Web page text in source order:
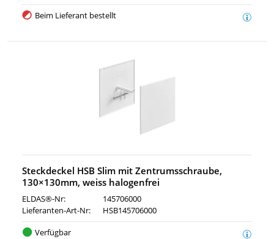
Beim Lieferant bestellt
Steckdeckel HSB Slim mit Zentrumsschraube,
130×130mm, weiss halogenfrei
ELDAS®-Nr:
145706000
Lieferanten-Art-Nr:
HSB145706000
Verfügbar